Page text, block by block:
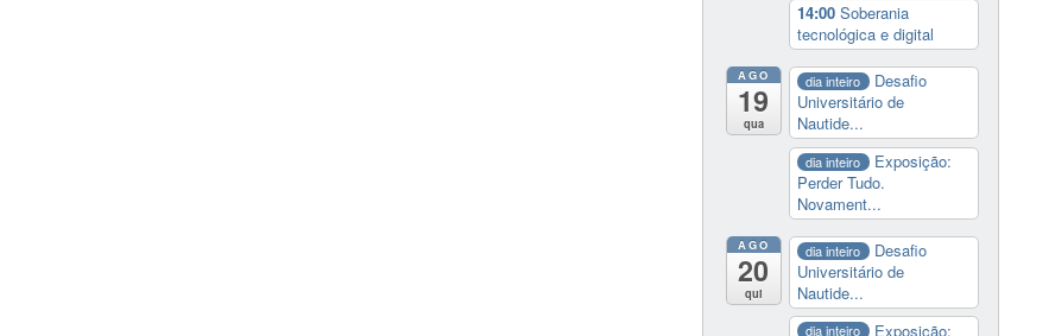
14:00 Soberania
tecnológica e digital
AGO
19
qua
dia inteiro
Desafio
Universitário de
Nautide...
dia inteiro
Exposição:
Perder Tudo.
Novament...
AGO
20
qui
dia inteiro
Desafio
Universitário de
Nautide...
dia inteiro
Exposição: